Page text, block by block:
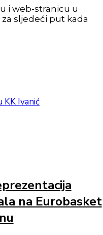
i web-stranicu u
sljedeći put kada
KK Ivanić
na Eurobasket